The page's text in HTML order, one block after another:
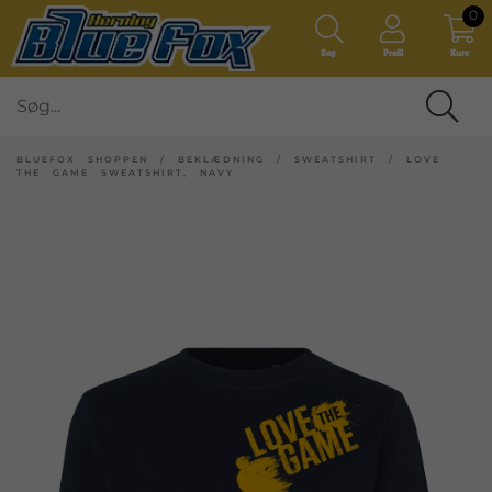
Søg Profil Kurv
0
BLUEFOX SHOPPEN / BEKLÆDNING / SWEATSHIRT / LOVE
THE GAME SWEATSHIRT, NAVY